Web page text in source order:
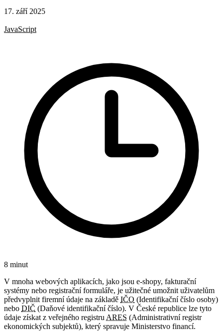
17. září 2025
JavaScript
8 minut
V mnoha webových aplikacích, jako jsou e-shopy, fakturační
systémy nebo registrační formuláře, je užitečné umožnit uživatelům
předvyplnit firemní údaje na základě IČO (Identifikační číslo osoby)
nebo DIČ (Daňové identifikační číslo). V České republice lze tyto
údaje získat z veřejného registru ARES (Administrativní registr
ekonomických subjektů), který spravuje Ministerstvo financí.